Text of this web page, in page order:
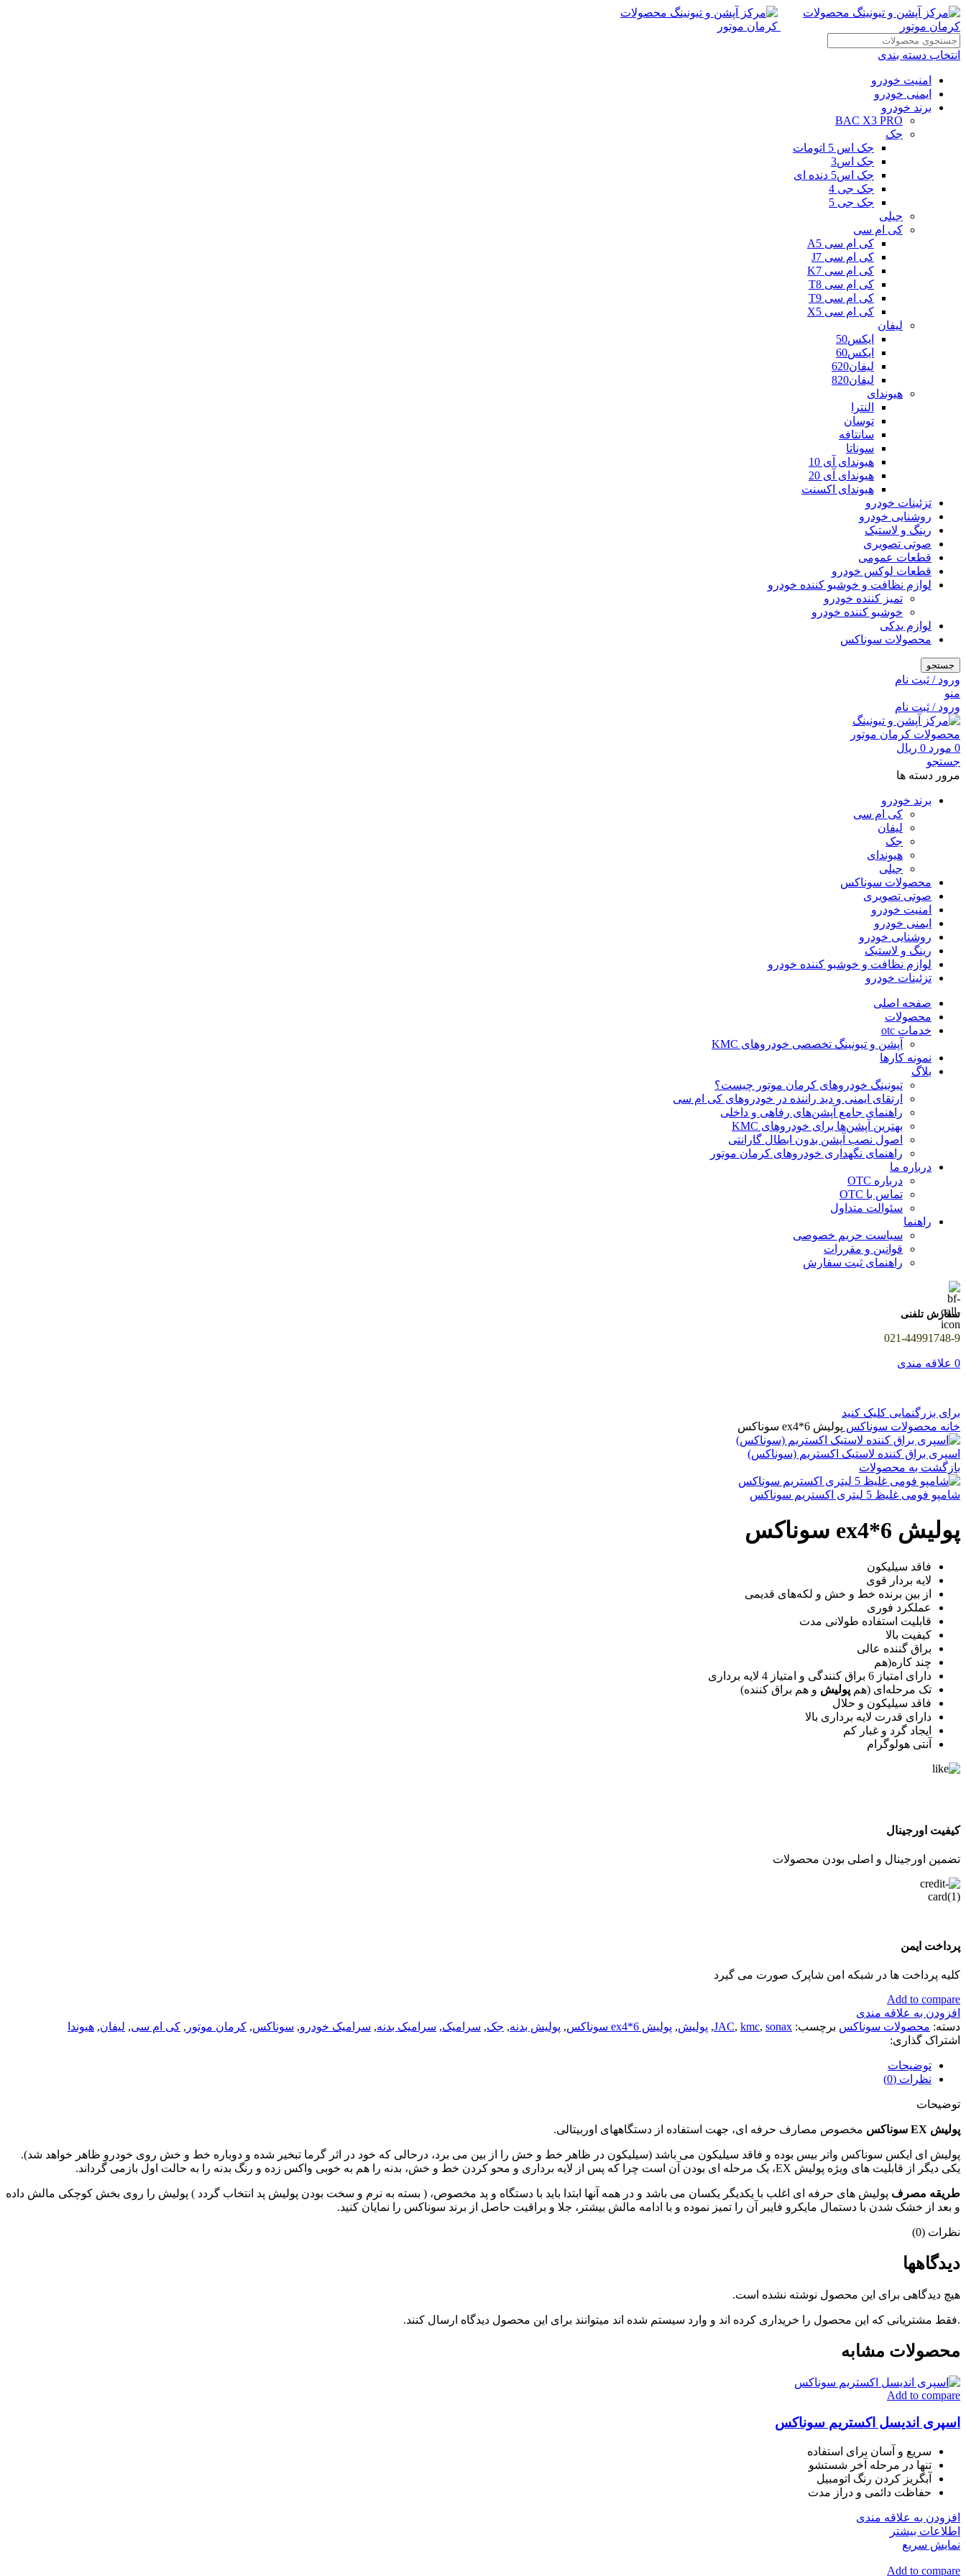
انتخاب دسته بندی
امنیت خودرو
ایمنی خودرو
برند خودرو
BAC X3 PRO
جک
جک اس 5 اتومات
جک اس3
جک اس5 دنده ای
جک جی 4
جک جی 5
جیلی
کی ام سی
کی ام سی A5
کی ام سی J7
کی ام سی K7
کی ام سی T8
کی ام سی T9
کی ام سی X5
لیفان
ایکس50
ایکس60
لیفان620
لیفان820
هیوندای
النترا
توسان
سانتافه
سوناتا
هیوندای آی 10
هیوندای آی 20
هیوندای اکسنت
تزئینات خودرو
روشنایی خودرو
رینگ و لاستیک
صوتی تصویری
قطعات عمومی
قطعات لوکس خودرو
لوازم نظافت و خوشبو کننده خودرو
تمیز کننده خودرو
خوشبو کننده خودرو
لوازم یدکی
محصولات سوناکس
جستجو
ورود / ثبت نام
منو
ورود / ثبت نام
0 مورد 0 ریال
جستجو
مرور دسته ها
برند خودرو
کی ام سی
لیفان
جک
هیوندای
جیلی
محصولات سوناکس
صوتی تصویری
امنیت خودرو
ایمنی خودرو
روشنایی خودرو
رینگ و لاستیک
لوازم نظافت و خوشبو کننده خودرو
تزئینات خودرو
صفحه اصلی
محصولات
خدمات otc
آپشن و تیونینگ تخصصی خودروهای KMC
نمونه کارها
بلاگ
تیونینگ خودروهای کرمان موتور چیست؟
ارتقای ایمنی و دید راننده در خودروهای کی ام سی
راهنمای جامع آپشن‌های رفاهی و داخلی
بهترین آپشن‌ها برای خودروهای KMC
اصول نصب آپشن بدون ابطال گارانتی
راهنمای نگهداری خودروهای کرمان موتور
درباره ما
درباره OTC
تماس با OTC
سئوالت متداول
راهنما
سیاست حریم خصوصی
قوانین و مقررات
راهنمای ثبت سفارش
سفارش تلفنی
021-44991748-9
0 علاقه مندی
برای بزرگنمایی کلیک کنید
خانه محصولات سوناکس پولیش ex4*6 سوناکس
اسپری براق کننده لاستیک اکستریم (سوناکس)
بازگشت به محصولات
شامپو فومی غلیظ 5 لیتری اکستریم سوناکس
پولیش ex4*6 سوناکس
فاقد سیلیکون
لایه بردار قوی
از بین برنده خط و خش و لکه‌های قدیمی
عملکرد فوری
قابلیت استفاده طولانی مدت
کیفیت بالا
براق گننده عالی
چند کاره(هم
دارای امتیاز 6 براق کنندگی و امتیاز 4 لایه برداری
تک مرحله‌ای (هم پولیش و هم براق کننده)
فاقد سیلیکون و حلال
دارای قدرت لایه برداری بالا
ایجاد گرد و غبار کم
آنتی هولوگرام
کیفیت اورجینال
تضمین اورجینال و اصلی بودن محصولات
پرداخت ایمن
کلیه پرداخت ها در شبکه امن شاپرک صورت می گیرد
Add to compare
افزودن به علاقه مندی
دسته: محصولات سوناکس برچسب: JAC, kmc, sonax
, پولیش, پولیش ex4*6 سوناکس , پولیش بدنه, جک, سرامیک, سرامیک بدنه, سرامیک خودرو, سوناکس, کرمان موتور , کی ام سی, لیفان, هیوندا
اشتراک گذاری:
توضیحات
نظرات (0)
توضیحات
پولیش EX سوناکس مخصوص مصارف حرفه ای، جهت استفاده از دستگاههای اوربیتالی.
پولیش ای ایکس سوناکس واتر بیس بوده و فاقد سیلیکون می باشد (سیلیکون در ظاهر خط و خش را از بین می برد، درحالی که خود در اثر گرما تبخیر شده و دوباره خط و خش روی خودرو ظاهر خواهد شد).
یکی دیگر از قابلیت های ویژه پولیش EX، یک مرحله ای بودن آن است چرا که پس از لایه برداری و محو کردن خط و خش، بدنه را هم به خوبی واکس زده و رنگ بدنه را به حالت اول بازمی گرداند.
طریقه مصرف پولیش های حرفه ای اغلب با یکدیگر یکسان می باشد و در همه آنها ابتدا باید با دستگاه و پد مخصوص، ( بسته به نرم و سخت بودن پولیش پد انتخاب گردد ) پولیش را روی بخش کوچکی مالش داده
و بعد از خشک شدن با دستمال مایکرو فایبر آن را تمیز نموده و با ادامه مالش بیشتر، جلا و براقیت حاصل از برند سوناکس را نمایان کنید.
نظرات (0)
دیدگاهها
هیچ دیدگاهی برای این محصول نوشته نشده است.
.فقط مشتریانی که این محصول را خریداری کرده اند و وارد سیستم شده اند میتوانند برای این محصول دیدگاه ارسال کنند.
محصولات مشابه
Add to compare
اسپری اندیسل اکستریم سوناکس
سریع و آسان برای استفاده
تنها در مرحله آخر شستشو
آبگریز کردن رنگ اتومبیل
حفاظت دائمی و دراز مدت
افزودن به علاقه مندی
اطلاعات بیشتر
نمایش سریع
Add to compare